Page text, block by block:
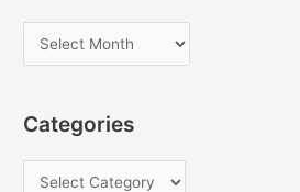
r
h
Categories